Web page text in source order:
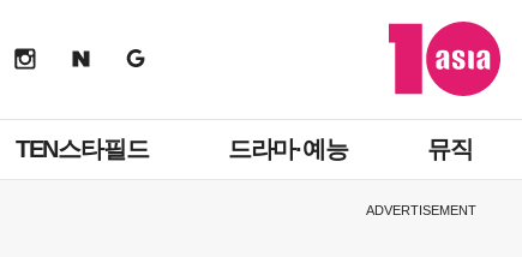
TEN스타필드 드라마·예능 뮤직
ADVERTISEMENT